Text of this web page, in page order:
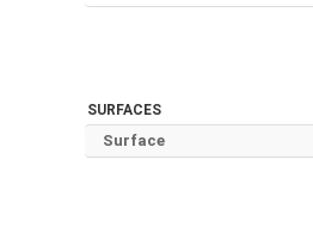
SURFACES
Surface